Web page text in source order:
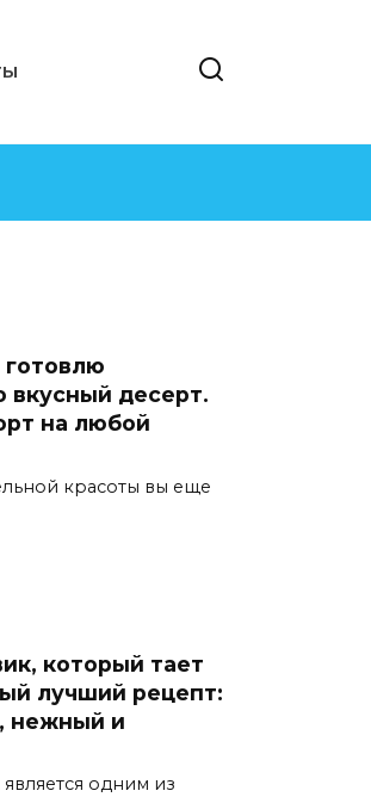
готовлю
вкусный десерт.
на любой
красоты вы еще
который тает
лучший рецепт:
нежный и
одним из